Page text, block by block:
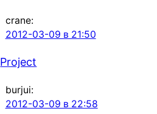
crane:
2012-03-09 в 21:50
Project
burjui:
2012-03-09 в 22:58